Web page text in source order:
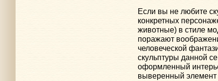
Если вы не любите
конкретных
животные) в стиле
поражают
человеческой
скульптуры данной
оформленный
выверенный элемент